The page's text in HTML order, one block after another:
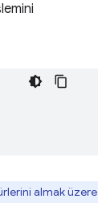
almak üzere